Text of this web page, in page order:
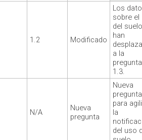
1.2 Modificado
Los
sobre el
del
han
a la
pregunta
1.3.
N/A
Nueva
pregunta
Nueva
pregunta
para
la
del uso